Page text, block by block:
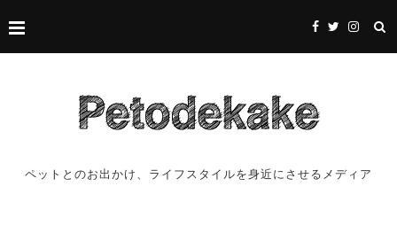
ペットとのお出かけ、ライフスタイルを身近にさせるメディア